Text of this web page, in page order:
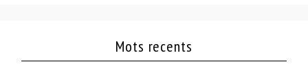
Mots recents